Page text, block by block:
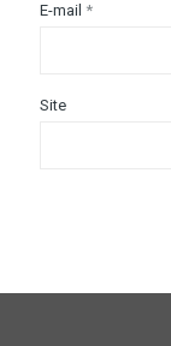
E-mail *
Site